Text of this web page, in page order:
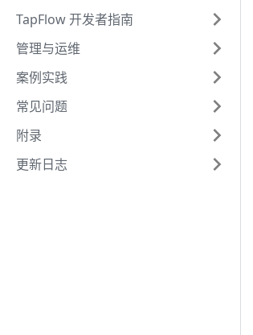
TapFlow 开发者指南
管理与运维
案例实践
常见问题
附录
更新日志